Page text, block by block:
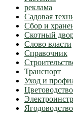
реклама
Садовая
Сбор и
Скотный
Слово власти
Справочник
Транспорт
Уход и
Цветоводство
Ягодоводство